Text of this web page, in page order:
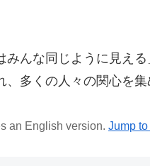
みんな同じように見え
、多くの人々の関心を集
an English version. Jump